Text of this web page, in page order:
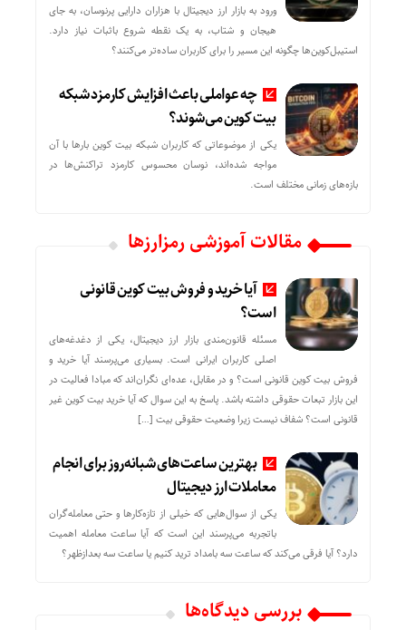
ورود به بازار ارز دیجیتال با هزاران دارایی پرنوسان، به جای
هیجان و شتاب، به یک نقطه شروع باثبات نیاز دارد.
استیبل‌کوین‌ها چگونه این مسیر را برای کاربران ساده‌تر می‌کنند؟
چه عواملی باعث افزایش کارمزد شبکه
بیت کوین می‌شوند؟
یکی از موضوعاتی که کاربران شبکه بیت کوین بارها با آن
مواجه شده‌اند، نوسان محسوس کارمزد تراکنش‌ها در
بازه‌های زمانی مختلف است.
مقالات آموزشی رمزارزها
آیا خرید و فروش بیت کوین قانونی
است؟
مسئله قانون‌مندی بازار ارز دیجیتال، یکی از دغدغه‌های
اصلی کاربران ایرانی است. بسیاری می‌پرسند آیا خرید و
فروش بیت کوین قانونی است؟ و در مقابل، عده‌ای نگران‌اند که مبادا فعالیت در
این بازار تبعات حقوقی داشته باشد. پاسخ به این سوال که آیا خرید بیت کوین غیر
قانونی است؟ شفاف نیست زیرا وضعیت حقوقی بیت‌ […]
بهترین ساعت‌های شبانه‌روز برای انجام
معاملات ارز دیجیتال
یکی از سوال‌هایی که خیلی از تازه‌کارها و حتی معامله‌گران
باتجربه می‌پرسند این است که آیا ساعت معامله اهمیت
دارد؟ آیا فرقی می‌کند که ساعت سه بامداد ترید کنیم یا ساعت سه بعدازظهر؟
بررسی دیدگاه‌ها